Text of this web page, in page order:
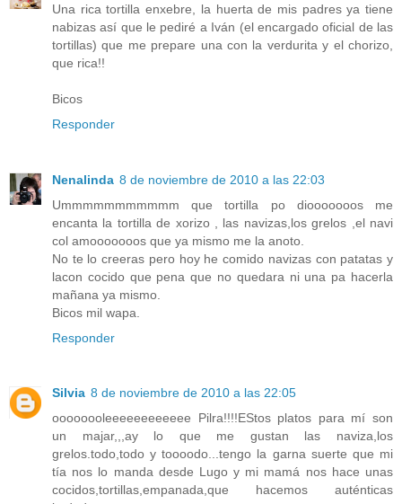
Una rica tortilla enxebre, la huerta de mis padres ya tiene
nabizas así que le pediré a Iván (el encargado oficial de las
tortillas) que me prepare una con la verdurita y el chorizo,
que rica!!
Bicos
Responder
Nenalinda 8 de noviembre de 2010 a las 22:03
Ummmmmmmmmmm que tortilla po diooooooos me
encanta la tortilla de xorizo , las navizas,los grelos ,el navi
col amooooooos que ya mismo me la anoto.
No te lo creeras pero hoy he comido navizas con patatas y
lacon cocido que pena que no quedara ni una pa hacerla
mañana ya mismo.
Bicos mil wapa.
Responder
Silvia 8 de noviembre de 2010 a las 22:05
oooooooleeeeeeeeeeee Pilra!!!!EStos platos para mí son
un majar,,,ay lo que me gustan las naviza,los
grelos.todo,todo y toooodo...tengo la garna suerte que mi
tía nos lo manda desde Lugo y mi mamá nos hace unas
cocidos,tortillas,empanada,que hacemos auténticas